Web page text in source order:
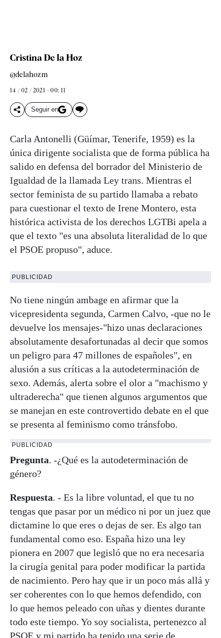
Cristina De la Hoz
@delahozm
14 / 02 / 2021 - 00: 11
Seguir en
Carla Antonelli (Güímar, Tenerife, 1959) es la
única dirigente socialista que de forma pública ha
salido en defensa del borrador del Ministerio de
Igualdad de la llamada Ley trans. Mientras el
sector feminista de su partido llamaba a rebato
para cuestionar el texto de Irene Montero, esta
histórica activista de los derechos LGTBi apela a
que el texto "es una absoluta literalidad de lo que
el PSOE propuso", aduce.
PUBLICIDAD
No tiene ningún ambage en afirmar que la
vicepresidenta segunda, Carmen Calvo, -que no le
devuelve los mensajes-"hizo unas declaraciones
absolutamente desafortunadas al decir que somos
un peligro para 47 millones de españoles", en
alusión a sus críticas a la autodeterminación de
sexo. Además, alerta sobre el olor a "machismo y
ultraderecha" que tienen algunos argumentos que
se manejan en este controvertido debate en el que
se presenta al feminismo como tránsfobo.
PUBLICIDAD
Pregunta. -¿Qué es la autodeterminación de
género?
Respuesta. - Es la libre voluntad, el que tu no
tengas que pasar por un médico ni por un juez que
dictamine lo que eres o dejas de ser. Es algo tan
fundamental como eso. España hizo una ley
pionera en 2007 que legisló que no era necesaria
la cirugía genital para poder modificar la partida
de nacimiento. Pero hay que ir un poco más allá y
ser coherentes con lo que hemos defendido, con
lo que hemos peleado con uñas y dientes durante
todo este tiempo. Yo soy socialista, pertenezco al
PSOE y mi partido ha tenido una serie de